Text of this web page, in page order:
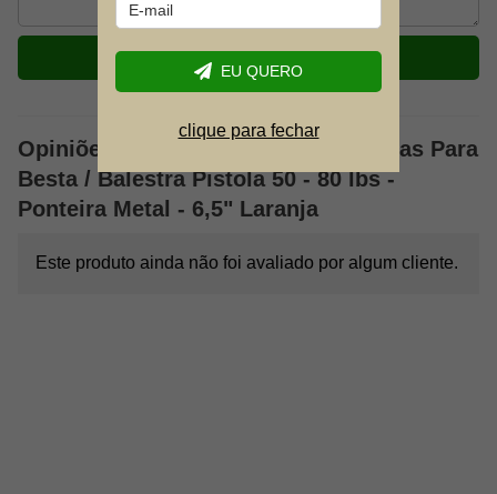
Opiniões sobre: Kit 12 Setas Plasticas Para
Besta / Balestra Pistola 50 - 80 lbs -
Ponteira Metal - 6,5" Laranja
Este produto ainda não foi avaliado por algum cliente.
EU QUERO
clique para fechar